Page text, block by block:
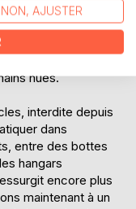
photographe le
nues.
interdite depuis
dans
entre des bottes
hangars
encore plus
maintenant à un
NON, AJUSTER